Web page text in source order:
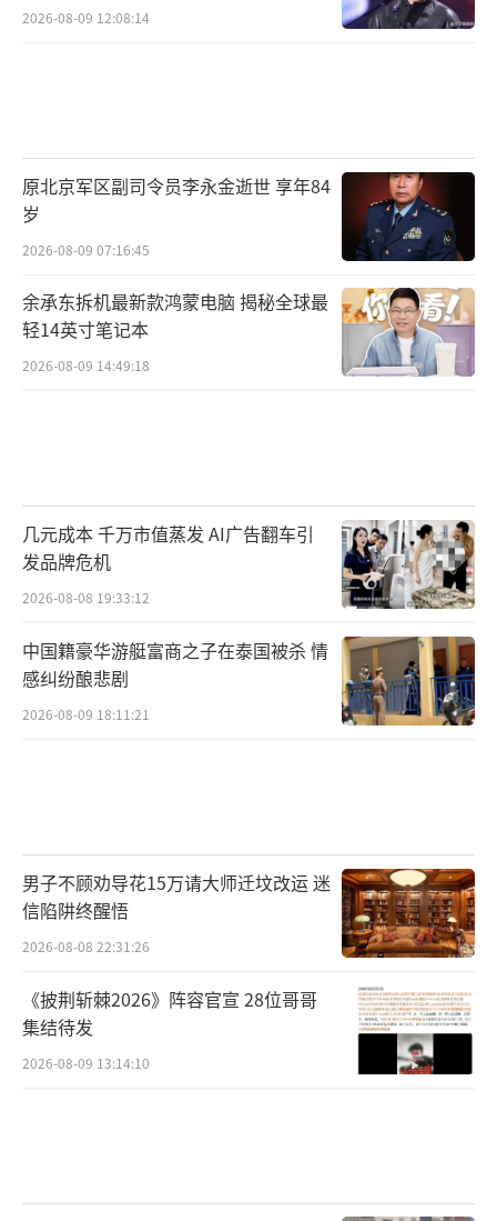
2026-08-09 12:08:14
原北京军区副司令员李永金逝世 享年84
岁
2026-08-09 07:16:45
余承东拆机最新款鸿蒙电脑 揭秘全球最
轻14英寸笔记本
2026-08-09 14:49:18
几元成本 千万市值蒸发 AI广告翻车引
发品牌危机
2026-08-08 19:33:12
中国籍豪华游艇富商之子在泰国被杀 情
感纠纷酿悲剧
2026-08-09 18:11:21
男子不顾劝导花15万请大师迁坟改运 迷
信陷阱终醒悟
2026-08-08 22:31:26
《披荆斩棘2026》阵容官宣 28位哥哥
集结待发
2026-08-09 13:14:10